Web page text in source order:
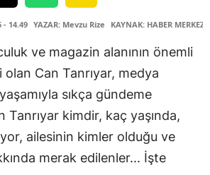
- 14.49 YAZAR: Mevzu Rize KAYNAK: HABER MERKEZİ
ve magazin alanının önemli
olan Can Tanrıyar, medya
sıkça gündeme
Tanrıyar kimdir, kaç yaşında,
ailesinin kimler olduğu ve
merak edilenler... İşte